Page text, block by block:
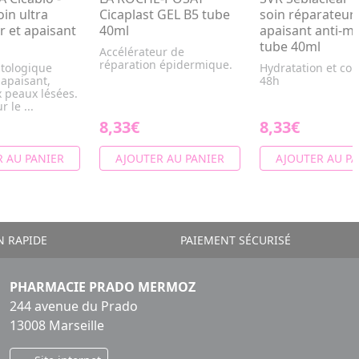
ultra
et apaisant
lésées.
le ...
AU PANIER
Cicaplast GEL B5 tube
40ml
Accélérateur de
réparation épidermique.
8,33€
AJOUTER AU PANIER
soin réparateur
apaisant anti-
tube 40ml
Hydratation et
48h
8,33€
AJOUTER AU
RAPIDE PAIEMENT SÉCURISÉ
PHARMACIE PRADO MERMOZ
244 avenue du Prado
13008 Marseille